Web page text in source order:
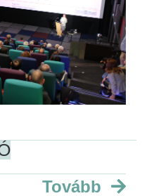
Tovább